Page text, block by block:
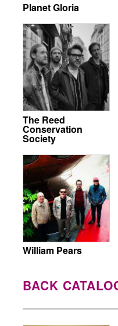
Planet Gloria
The Reed
Conservation
Society
William Pears
BACK